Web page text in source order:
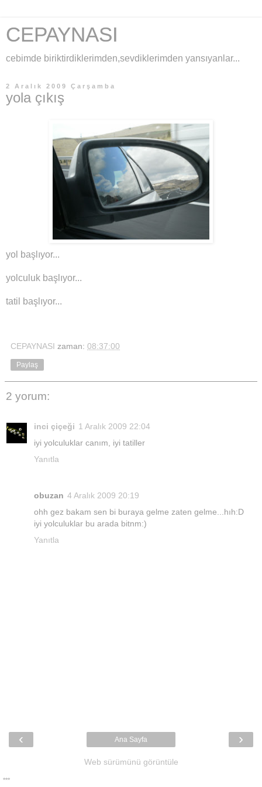
CEPAYNASI
cebimde biriktirdiklerimden,sevdiklerimden yansıyanlar...
2 Aralık 2009 Çarşamba
yola çıkış
yol başlıyor...
yolculuk başlıyor...
tatil başlıyor...
CEPAYNASI zaman: 08:37:00
Paylaş
2 yorum:
inci çiçeği 1 Aralık 2009 22:04
iyi yolculuklar canım, iyi tatiller
Yanıtla
obuzan 4 Aralık 2009 20:19
ohh gez bakam sen bi buraya gelme zaten gelme...hıh:D
iyi yolculuklar bu arada bitnm:)
Yanıtla
‹ ›
Ana Sayfa
Web sürümünü görüntüle
***